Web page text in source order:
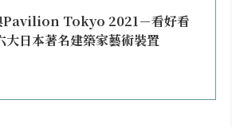
Pavilion Tokyo 2021－看好看
大日本著名建築家藝術裝置